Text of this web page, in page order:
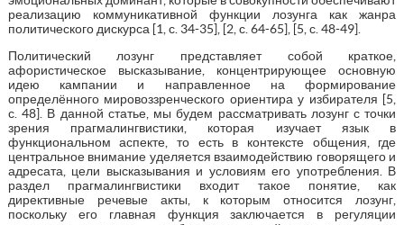
реализацию коммуникативной функции лозунга как жанра
политического дискурса [1, с. 34-35], [2, с. 64-65], [5, с. 48-49].
Политический лозунг представляет собой краткое,
афористическое высказывание, концентрирующее основную
идею кампании и направленное на формирование
определённого мировоззренческого ориентира у избирателя [5,
с. 48]. В данной статье, мы будем рассматривать лозунг с точки
зрения прагмалингвистики, которая изучает язык в
функциональном аспекте, то есть в контексте общения, где
центральное внимание уделяется взаимодействию говорящего и
адресата, цели высказывания и условиям его употребления. В
раздел прагмалингвистики входит такое понятие, как
директивные речевые акты, к которым относится лозунг,
поскольку его главная функция заключается в регуляции